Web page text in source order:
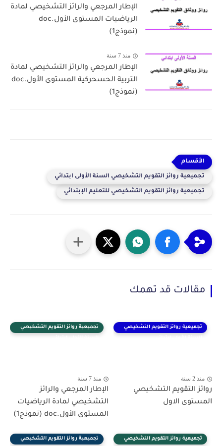
الإطار المرجعي والرائز التشخيصي لمادة
الرياضيات المستوى الأول.doc
(نموذج1)
منذ 7 سنة
الإطار المرجعي والرائز التشخيصي لمادة
التربية الحسحركية المستوى الأول.doc
(نموذج1)
تجميعية روائز التقويم التشخيصي السنة الأولى ابتدائي
تجميعية روائز التقويم التشخيصي للتعليم الإبتدائي
مقالات قد تهمك
تجميعية روائز التقويم التشخيصي
منذ 2 سنة
روائز التقويم التشخيصي
المستوى الاول
تجميعية روائز التقويم التشخيصي
منذ 7 سنة
الإطار المرجعي والرائز
التشخيصي لمادة الرياضيات
المستوى الأول.doc (نموذج1)
تجميعية روائز التقويم التشخيصي
تجميعية روائز التقويم التشخيصي